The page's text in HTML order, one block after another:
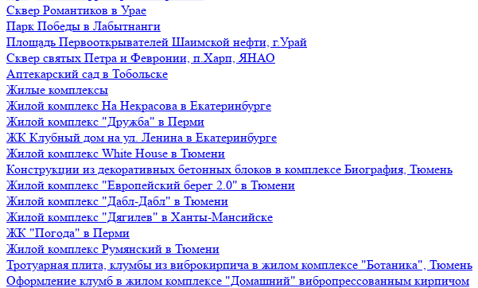
Сквер Романтиков в Урае
Парк Победы в Лабытнанги
Площадь Первооткрывателей Шаимской нефти, г.Урай
Сквер святых Петра и Февронии, п.Харп, ЯНАО
Аптекарский сад в Тобольске
Жилые комплексы
Жилой комплекс На Некрасова в Екатеринбурге
Жилой комплекс "Дружба" в Перми
ЖК Клубный дом на ул. Ленина в Екатеринбурге
Жилой комплекс White House в Тюмени
Конструкции из декоративных бетонных блоков в комплексе Биография, Тюмень
Жилой комплекс "Европейский берег 2.0" в Тюмени
Жилой комплекс "Дабл-Дабл" в Тюмени
Жилой комплекс "Дягилев" в Ханты-Мансийске
ЖК "Погода" в Перми
Жилой комплекс Румянский в Тюмени
Тротуарная плита, клумбы из виброкирпича в жилом комплексе "Ботаника", Тюмень
Оформление клумб в жилом комплексе "Домашний" вибропрессованным кирпичом